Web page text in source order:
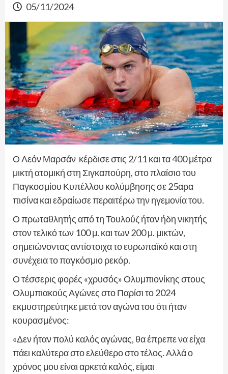
05/11/2024
Ο Λεόν Μαρσάν κέρδισε στις 2/11 και τα 400 μέτρα
μικτή ατομική στη Σιγκαπούρη, στο πλαίσιο του
Παγκοσμίου Κυπέλλου κολύμβησης σε 25αρα
πισίνα και εδραίωσε περαιτέρω την ηγεμονία του.
Ο πρωταθλητής από τη Τουλούζ ήταν ήδη νικητής
στον τελικό των 100 μ. και των 200 μ. μικτών,
σημειώνοντας αντίστοιχα το ευρωπαϊκό και στη
συνέχεια το παγκόσμιο ρεκόρ.
Ο τέσσερις φορές «χρυσός» Ολυμπιονίκης στους
Ολυμπιακούς Αγώνες στο Παρίσι το 2024
εκμυστηρεύτηκε μετά τον αγώνα του ότι ήταν
κουρασμένος:
«Δεν ήταν πολύ καλός αγώνας, θα έπρεπε να είχα
πάει καλύτερα στο ελεύθερο στο τέλος. Αλλά ο
χρόνος μου είναι αρκετά καλός, είμαι